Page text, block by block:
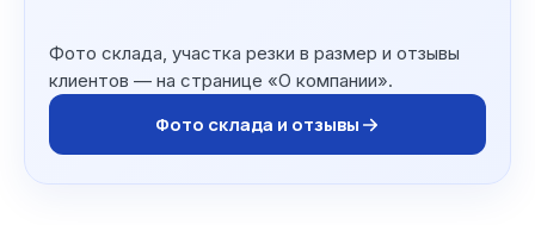
Фото склада, участка резки в размер и отзывы
клиентов — на странице «О компании».
Фото склада и отзывы